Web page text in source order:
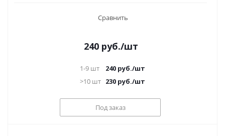
Сравнить
240руб./шт
1-9 шт 240 руб./шт
>10 шт 230 руб./шт
Под заказ